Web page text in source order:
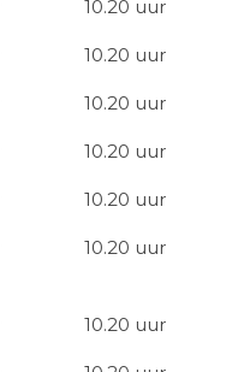
10.20 uur
10.20 uur
10.20 uur
10.20 uur
10.20 uur
10.20 uur
10.20 uur